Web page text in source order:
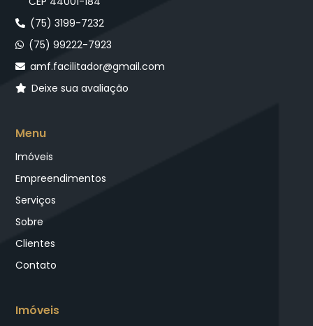
(75) 3199-7232
(75) 99222-7923
amf.facilitador@gmail.com
Deixe sua avaliação
Menu
Imóveis
Empreendimentos
Serviços
Sobre
Clientes
Contato
Imóveis